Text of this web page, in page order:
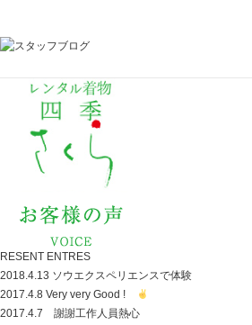
RESENT ENTRES
2018.4.13 ソウエクスペリエンスで体験
2017.4.8 Very very Good !
2017.4.7 謝謝工作人員熱心